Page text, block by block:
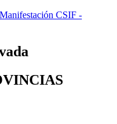
Manifestación CSIF -